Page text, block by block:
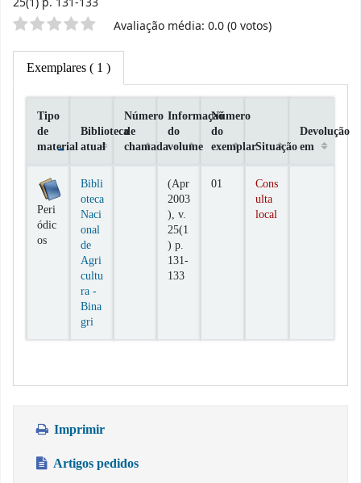
Classificação por estrelasAvaliação média: 0.0 (0 votos)
Exemplares ( 1 )
Exemplares
Tipo
de
material
Biblioteca
atual
Número
de
chamada
Informaçaõ
do
volume
Número
do
exemplarSituação
Devolução
em
Peri
ódic
os
Bibli
oteca
Naci
onal
de
Agri
cultu
ra -
Bina
gri
(Apr
2003
), v.
25(1
) p.
131-
133
01
Cons
ulta
local
Imprimir
Artigos pedidos